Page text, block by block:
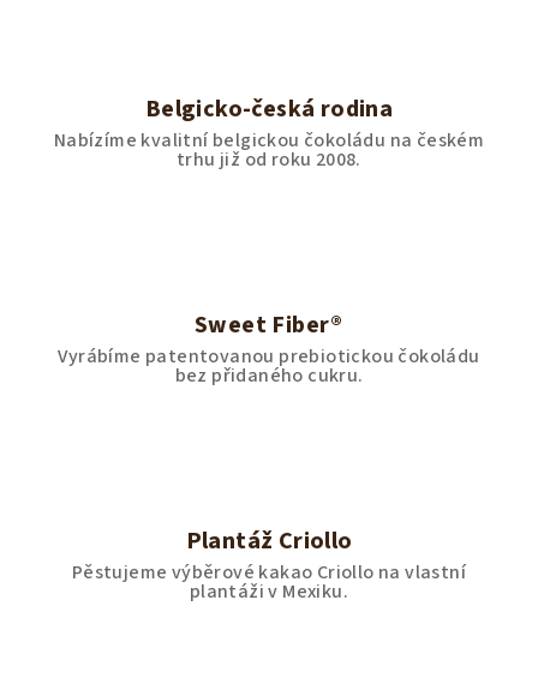
Belgicko-česká rodina
Nabízíme kvalitní belgickou čokoládu na českém
trhu již od roku 2008.
Sweet Fiber®
Vyrábíme patentovanou prebiotickou čokoládu
bez přidaného cukru.
Plantáž Criollo
Pěstujeme výběrové kakao Criollo na vlastní
plantáži v Mexiku.